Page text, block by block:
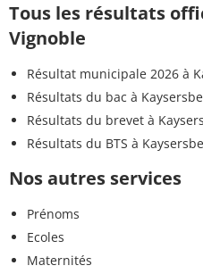
Tous les résultats
Vignoble
Résultat municipale 2026 à
Résultats du bac à
Résultats du brevet à
Résultats du BTS à
Nos autres services
Prénoms
Ecoles
Maternités